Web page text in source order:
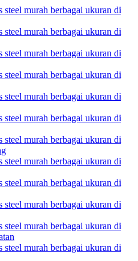
murah berbagai ukuran di
murah berbagai ukuran di
murah berbagai ukuran di
murah berbagai ukuran di
murah berbagai ukuran di
murah berbagai ukuran di
murah berbagai ukuran di
murah berbagai ukuran di
murah berbagai ukuran di
murah berbagai ukuran di
murah berbagai ukuran di
murah berbagai ukuran di